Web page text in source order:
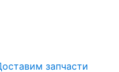
запчасти